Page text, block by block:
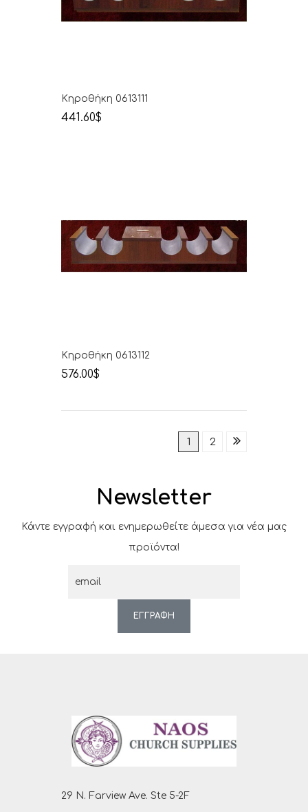
Κηροθήκη 0613111
441.60$
Κηροθήκη 0613112
576.00$
1 2
Newsletter
Κάντε εγγραφή και ενημερωθείτε άμεσα για νέα μας
προϊόντα!
ΕΓΓΡΑΦΗ
29 N. Farview Ave. Ste 5-2F